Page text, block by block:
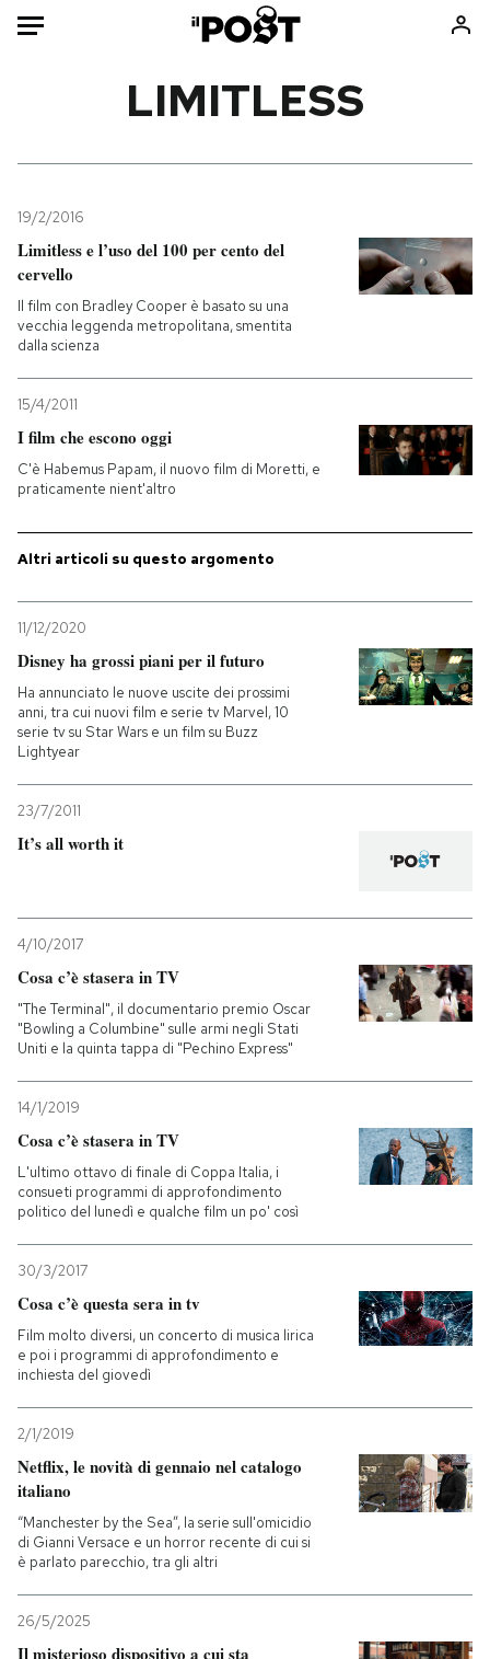
Mondo
Politica
Tecnologia
Internet
Scienza
Economia
Sport
Consumismi
Ok Boomer!
Mondiali calcio 2026
PODCAST
NEWSLETTER
SHOP
CALENDARIO
Entra
LIMITLESS
19/2/2016
Limitless e l’uso del 100 per cento del
cervello
Il film con Bradley Cooper è basato su una
vecchia leggenda metropolitana, smentita
dalla scienza
15/4/2011
I film che escono oggi
C'è Habemus Papam, il nuovo film di Moretti, e
praticamente nient'altro
Altri articoli su questo argomento
11/12/2020
Disney ha grossi piani per il futuro
Ha annunciato le nuove uscite dei prossimi
anni, tra cui nuovi film e serie tv Marvel, 10
serie tv su Star Wars e un film su Buzz
Lightyear
23/7/2011
It’s all worth it
4/10/2017
Cosa c’è stasera in TV
"The Terminal", il documentario premio Oscar
"Bowling a Columbine" sulle armi negli Stati
Uniti e la quinta tappa di "Pechino Express"
14/1/2019
Cosa c’è stasera in TV
L'ultimo ottavo di finale di Coppa Italia, i
consueti programmi di approfondimento
politico del lunedì e qualche film un po' così
30/3/2017
Cosa c’è questa sera in tv
Film molto diversi, un concerto di musica lirica
e poi i programmi di approfondimento e
inchiesta del giovedì
2/1/2019
Netflix, le novità di gennaio nel catalogo
italiano
“Manchester by the Sea”, la serie sull'omicidio
di Gianni Versace e un horror recente di cui si
è parlato parecchio, tra gli altri
26/5/2025
Il misterioso dispositivo a cui sta